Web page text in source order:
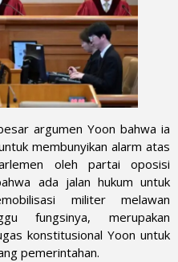
argumen Yoon bahwa ia
membunyikan alarm atas
oleh partai oposisi
ada jalan hukum untuk
militer melawan
fungsinya, merupakan
konstitusional Yoon untuk
pemerintahan.